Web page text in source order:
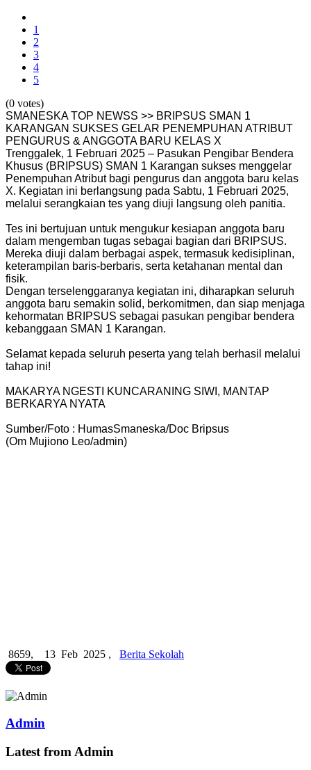
1
2
3
4
5
(0 votes)
SMANESKA TOP NEWSS >> BRIPSUS SMAN 1
KARANGAN SUKSES GELAR PENEMPUHAN ATRIBUT
PENGURUS & ANGGOTA BARU KELAS X
Trenggalek, 1 Februari 2025 – Pasukan Pengibar Bendera
Khusus (BRIPSUS) SMAN 1 Karangan sukses menggelar
Penempuhan Atribut bagi pengurus dan anggota baru kelas
X. Kegiatan ini berlangsung pada Sabtu, 1 Februari 2025,
melalui serangkaian tes yang diuji langsung oleh panitia.
Tes ini bertujuan untuk mengukur kesiapan anggota baru
dalam mengemban tugas sebagai bagian dari BRIPSUS.
Mereka diuji dalam berbagai aspek, termasuk kedisiplinan,
keterampilan baris-berbaris, serta ketahanan mental dan
fisik.
Dengan terselenggaranya kegiatan ini, diharapkan seluruh
anggota baru semakin solid, berkomitmen, dan siap menjaga
kehormatan BRIPSUS sebagai pasukan pengibar bendera
kebanggaan SMAN 1 Karangan.
Selamat kepada seluruh peserta yang telah berhasil melalui
tahap ini!
MAKARYA NGESTI KUNCARANING SIWI, MANTAP
BERKARYA NYATA
Sumber/Foto : HumasSmaneska/Doc Bripsus
(Om Mujiono Leo/admin)
8659, 13 Feb 2025 , Berita Sekolah
Admin
Latest from Admin